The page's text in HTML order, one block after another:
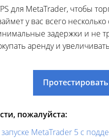
для MetaTrader, чтобы
у вас всего
задержки и не
аренду и
пожалуйста:
MetaTrader 5 с